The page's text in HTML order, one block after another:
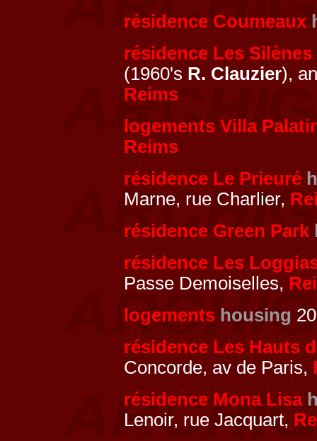
résidence Coumeaux
résidence Les Silènes
(1960's R. Clauzier),
Reims
logements Villa
Reims
résidence Le Prieuré
Marne, rue Charlier,
résidence Green Park
résidence Les
Passe Demoiselles,
logements housing
résidence Les Hauts
Concorde, av de Paris,
résidence Mona Lisa
Lenoir, rue Jacquart,